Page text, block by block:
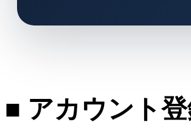
■ アカウント